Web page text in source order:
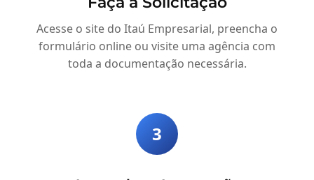
Acesse o site do Itaú Empresarial, preencha o
formulário online ou visite uma agência com
toda a documentação necessária.
3